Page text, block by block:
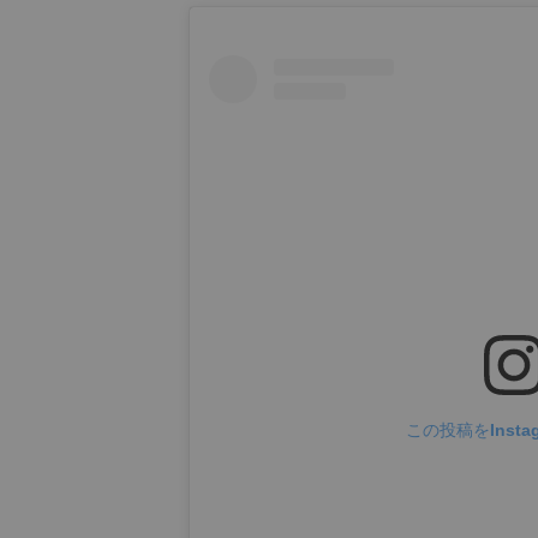
この投稿を